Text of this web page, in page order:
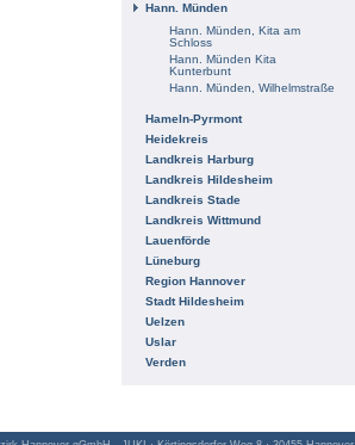
Hann. Münden
Hann. Münden, Kita am
Schloss
Hann. Münden Kita
Kunterbunt
Hann. Münden, Wilhelmstraße
Hameln-Pyrmont
Heidekreis
Landkreis Harburg
Landkreis Hildesheim
Landkreis Stade
Landkreis Wittmund
Lauenförde
Lüneburg
Region Hannover
Stadt Hildesheim
Uelzen
Uslar
Verden